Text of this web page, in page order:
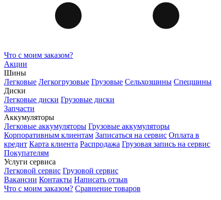
Что с моим заказом?
Акции
Шины
Легковые Легкогрузовые Грузовые Сельхозшины Спецшины
Диски
Легковые диски Грузовые диски
Запчасти
Аккумуляторы
Легковые аккумуляторы Грузовые аккумуляторы
Корпоративным клиентам Записаться на сервис Оплата в
кредит Карта клиента Распродажа Грузовая запись на сервис
Покупателям
Услуги сервиса
Легковой сервис Грузовой сервис
Вакансии Контакты Написать отзыв
Что с моим заказом? Сравнение товаров